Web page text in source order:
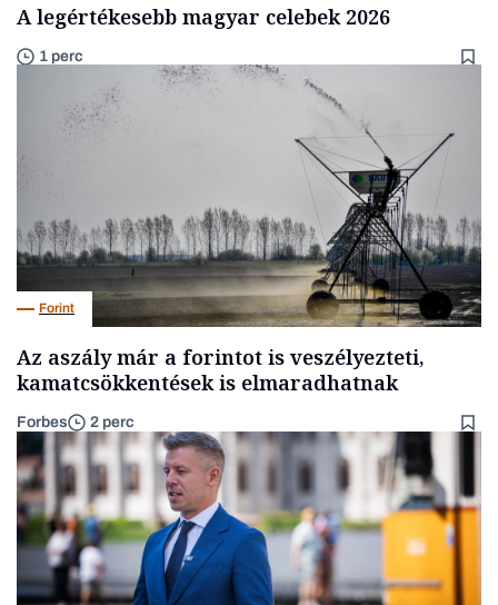
A legértékesebb magyar celebek 2026
1 perc
Forint
Az aszály már a forintot is veszélyezteti,
kamatcsökkentések is elmaradhatnak
Forbes 2 perc